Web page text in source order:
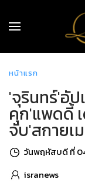
หน้าแรก
'จุรินทร์'อั
คุก'แพดดี้
จับ'สกายเ
วันพฤหัสบดี ที่
isranews